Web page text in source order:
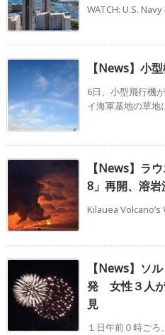
WATCH: U.S.
【News】小
6日、小型飛行機
イ海軍基地の草地
【News】ラ
8」再開、溶岩
Kilauea
【News】ソ
発 女性３人
見
１日午前０時ご